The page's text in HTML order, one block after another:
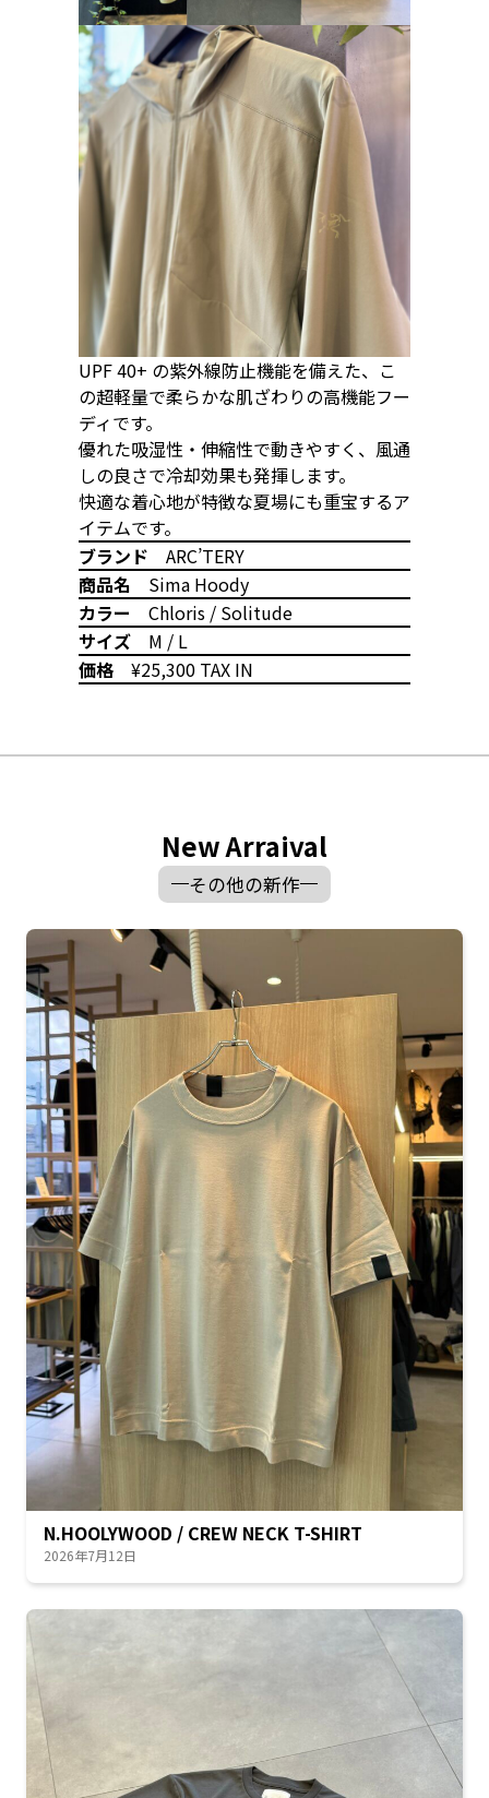
UPF 40+ の紫外線防止機能を備えた、こ
の超軽量で柔らかな肌ざわりの高機能フー
ディです。
優れた吸湿性・伸縮性で動きやすく、風通
しの良さで冷却効果も発揮します。
快適な着心地が特徴な夏場にも重宝するア
イテムです。
ブランド ARC’TERY
商品名 Sima Hoody
カラー Chloris / Solitude
サイズ M / L
価格 ¥25,300 TAX IN
New Arraival
その他の新作
N.HOOLYWOOD / CREW NECK T-SHIRT
2026年7月12日